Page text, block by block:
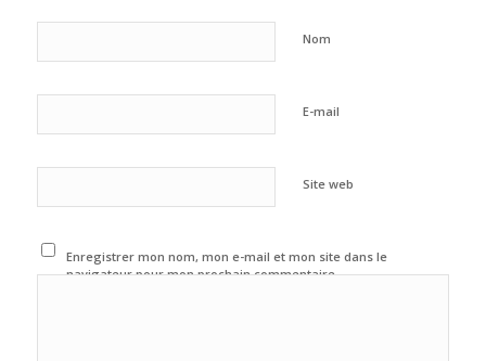
Nom
E-mail
Site web
Enregistrer mon nom, mon e-mail et mon site dans le
navigateur pour mon prochain commentaire.